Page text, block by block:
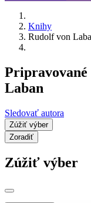
Knihy
Rudolf von
Laban
Sledovať autora
Zúžiť výber
Zoradiť
Zúžiť výber